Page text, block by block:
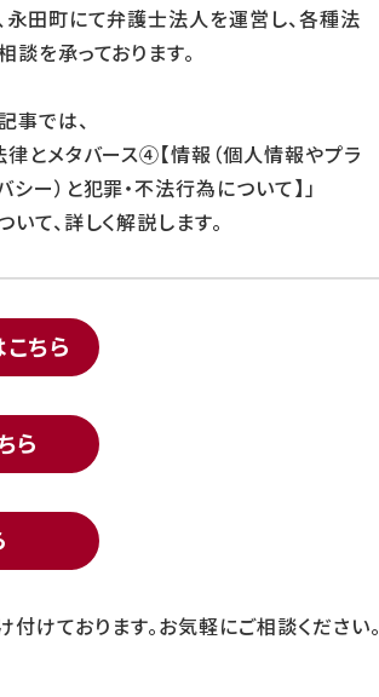
永田町にて弁護士法人を運営し、各種法
談を承っております。
事では、
律とメタバース④【情報（個人情報やプラ
シー）と犯罪・不法行為について】」
いて、詳しく解説します。
ちら
ら
けております。お気軽にご相談ください。